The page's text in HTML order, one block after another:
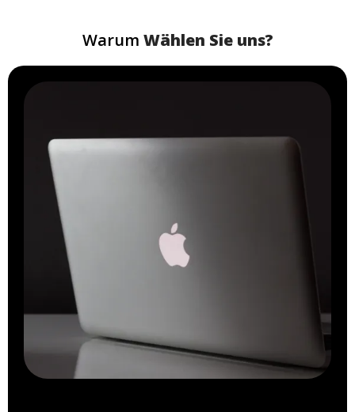
Warum Wählen Sie uns?